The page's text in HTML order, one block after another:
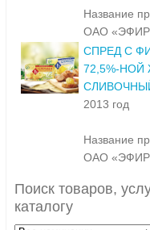
Название
ОАО
СПРЕД С
72,5%-
2013 год
Название
ОАО
Поиск товаров,
каталогу